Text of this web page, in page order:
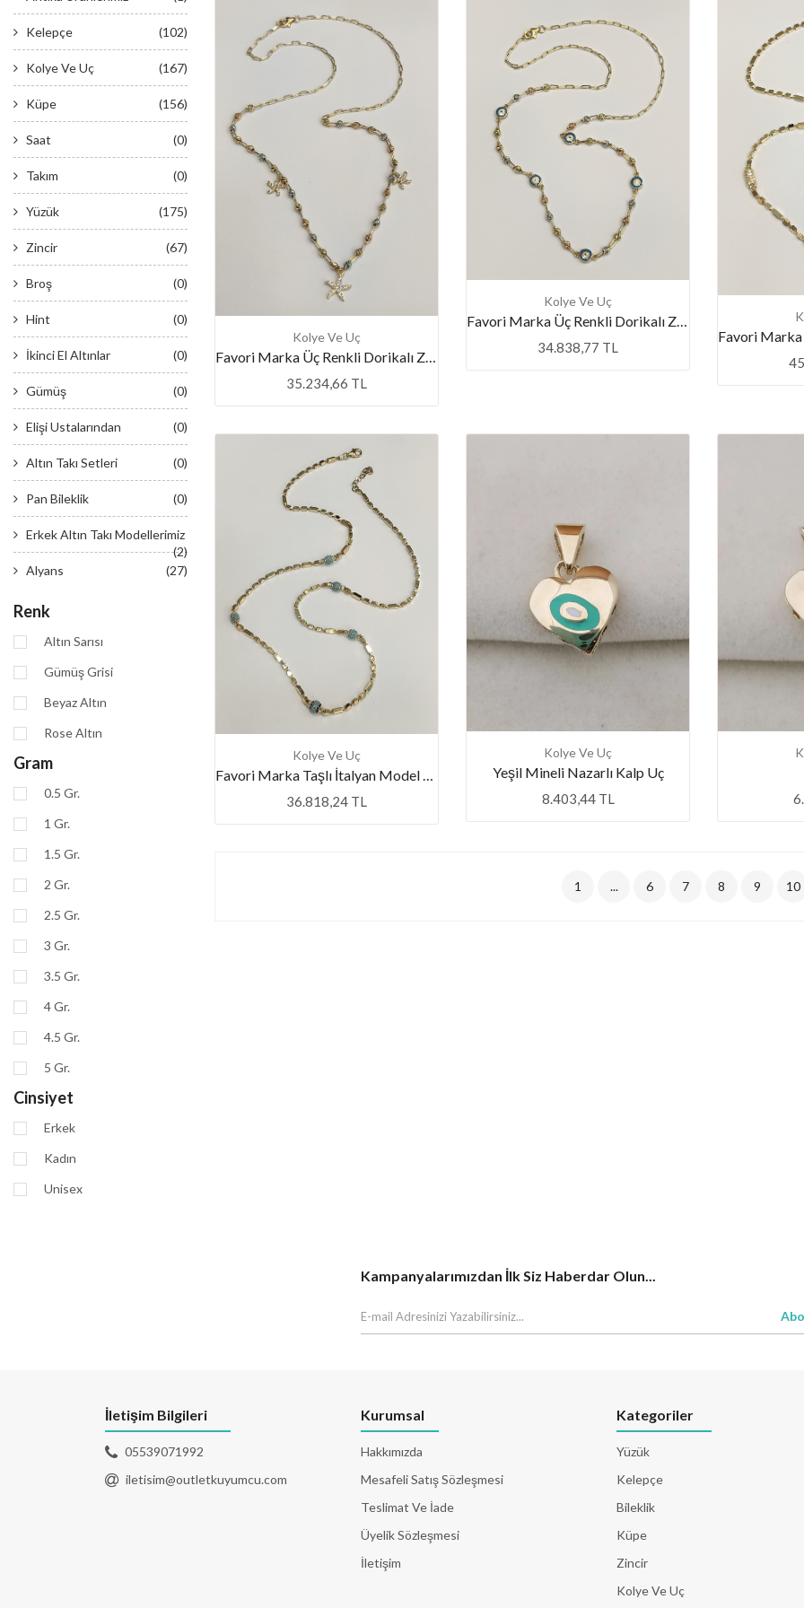
Kelepçe (102)
Kolye Ve Uç (167)
Küpe (156)
Saat (0)
Takım (0)
Yüzük (175)
Zincir (67)
Broş (0)
Hint (0)
İkinci El Altınlar (0)
Gümüş (0)
Elişi Ustalarından (0)
Altın Takı Setleri (0)
Pan Bileklik (0)
Erkek Altın Takı Modellerimiz
(2)
Alyans
(27)
Renk
Altın Sarısı
Gümüş Grisi
Beyaz Altın
Rose Altın
Gram
0.5 Gr.
1 Gr.
1.5 Gr.
2 Gr.
2.5 Gr.
3 Gr.
3.5 Gr.
4 Gr.
4.5 Gr.
5 Gr.
Cinsiyet
Erkek
Kadın
Unisex
Kolye Ve Uç
Favori Marka Üç Renkli Dorikalı Zincir 45 Cm
35.234,66 TL
Kolye Ve Uç
Favori Marka Üç Renkli Dorikalı Zincir 45 Cm
34.838,77 TL
Kolye Ve Uç
36.818,24 TL
Kolye Ve Uç
Yeşil Mineli Nazarlı Kalp Uç
8.403,44 TL
1 ... 6 7 8 9 10
Kampanyalarımızdan İlk Siz Haberdar Olun...
İletişim Bilgileri
05539071992
iletisim@outletkuyumcu.com
Kurumsal
Hakkımızda
Mesafeli Satış Sözleşmesi
Teslimat Ve İade
Üyelik Sözleşmesi
İletişim
Kategoriler
Yüzük
Kelepçe
Bileklik
Küpe
Zincir
Kolye Ve Uç